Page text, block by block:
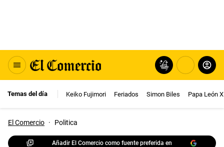
Temas del día Keiko Fujimori Feriados Simon Biles Papa León
El Comercio · Politica
Añadir El Comercio como fuente preferida en